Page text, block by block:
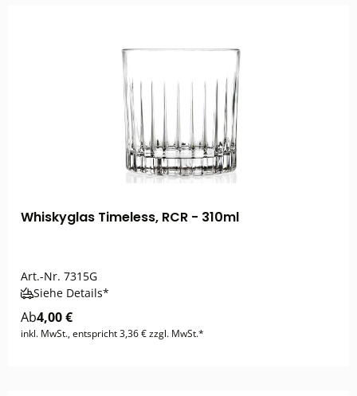
Whiskyglas Timeless, RCR - 310ml
Art.-Nr. 7315G
Siehe Details*
Ab4,00 €
inkl. MwSt., entspricht 3,36 € zzgl. MwSt.*